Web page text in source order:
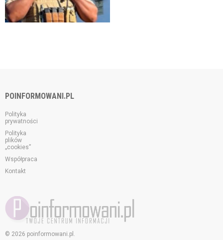
POINFORMOWANI.PL
Polityka
prywatności
Polityka
plików
„cookies”
Współpraca
Kontakt
© 2026 poinformowani.pl.